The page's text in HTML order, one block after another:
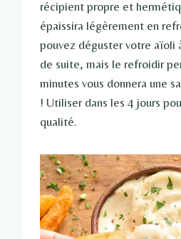
récipient propre et
épaissira légèrement en
pouvez déguster votre aïoli
de suite, mais le refroidir
minutes vous donnera une
! Utiliser dans les 4 jours
qualité.